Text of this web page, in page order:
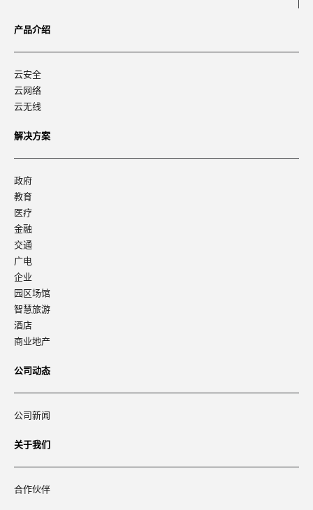
产品介绍
云安全
云网络
云无线
解决方案
政府
教育
医疗
金融
交通
广电
企业
园区场馆
智慧旅游
酒店
商业地产
公司动态
公司新闻
关于我们
合作伙伴